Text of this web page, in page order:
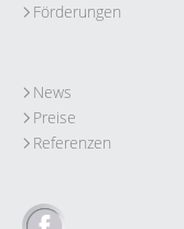
Förderungen
News
Preise
Referenzen